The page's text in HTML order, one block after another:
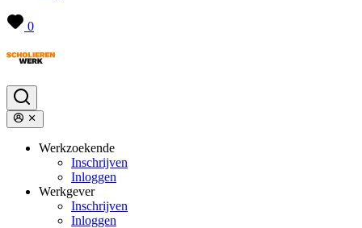
0
Werkzoekende
Inschrijven
Inloggen
Werkgever
Inschrijven
Inloggen